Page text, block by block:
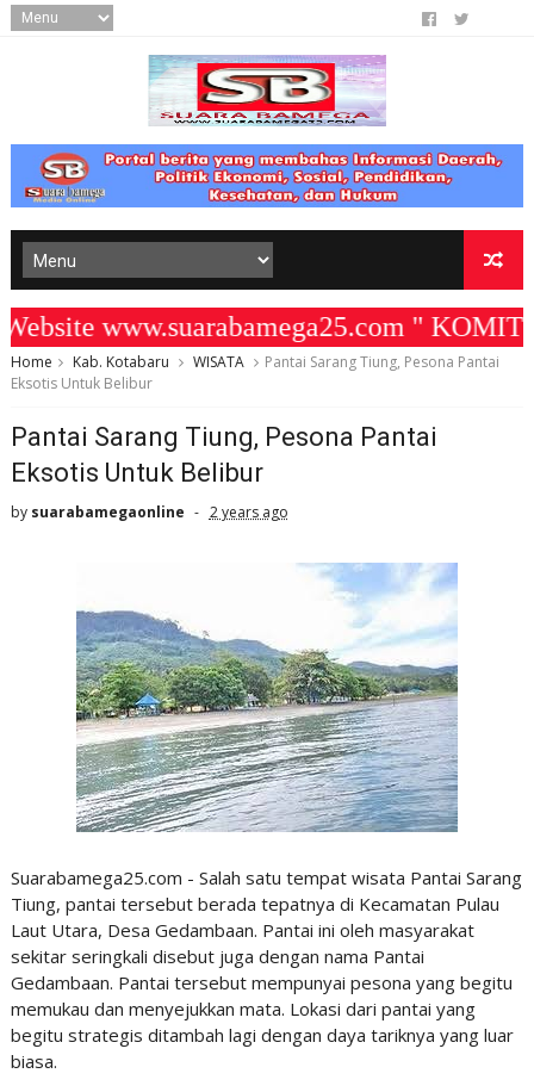
www.suarabamega25.com "
Home Kab. Kotabaru WISATA
Pantai Sarang Tiung, Pesona Pantai
Eksotis Untuk Belibur
Pantai Sarang Tiung, Pesona Pantai
Eksotis Untuk Belibur
by suarabamegaonline 2 years ago
Suarabamega25.com - Salah satu tempat wisata Pantai Sarang
Tiung, pantai tersebut berada tepatnya di Kecamatan Pulau
Laut Utara, Desa Gedambaan. Pantai ini oleh masyarakat
sekitar seringkali disebut juga dengan nama Pantai
Gedambaan. Pantai tersebut mempunyai pesona yang begitu
memukau dan menyejukkan mata. Lokasi dari pantai yang
begitu strategis ditambah lagi dengan daya tariknya yang luar
biasa.